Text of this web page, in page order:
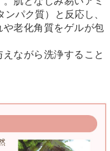
パク質）と反応し、
老化角質をゲルが包
ながら洗浄すること